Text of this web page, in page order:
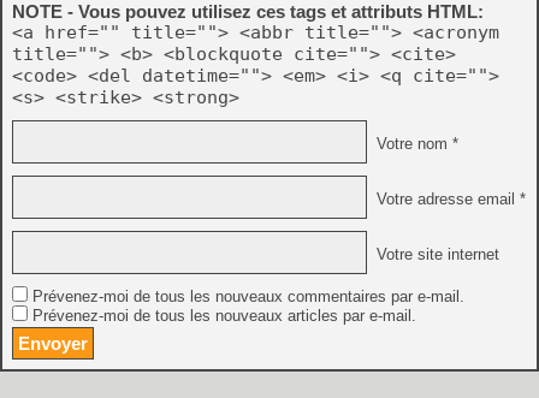
NOTE - Vous pouvez utilisez ces tags et attributs HTML:
<a href="" title=""> <abbr title=""> <acronym
title=""> <b> <blockquote cite=""> <cite>
<code> <del datetime=""> <em> <i> <q cite="">
<s> <strike> <strong>
Votre nom *
Votre adresse email *
Votre site internet
Prévenez-moi de tous les nouveaux commentaires par e-mail.
Prévenez-moi de tous les nouveaux articles par e-mail.